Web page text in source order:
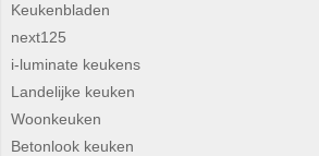
Keukenbladen
next125
i-luminate keukens
Landelijke keuken
Woonkeuken
Betonlook keuken